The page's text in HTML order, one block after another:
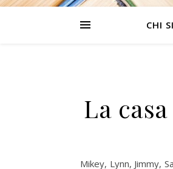
CHI
La
Mikey, Lynn, Jimmy,